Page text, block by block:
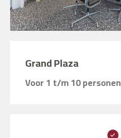
Grand Plaza
Voor 1 t/m 10 personen